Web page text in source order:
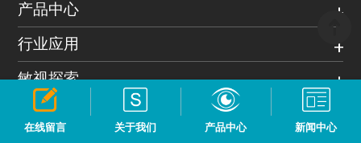
产品中心
行业应用
敏视探索
帮助与支持
在线留言 关于我们 产品中心 新闻中心